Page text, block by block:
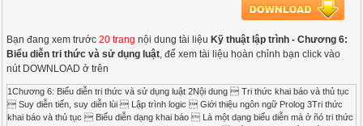
Bạn đang xem trước20 trang nội dung tài liệu Kỹ thuật lập trình - Chương 6:
Biểu diễn tri thức và sử dụng luật, để xem tài liệu hoàn chỉnh bạn click vào
nút DOWNLOAD ở trên
1Chương 6: Biểu diễn tri thức và sử dụng luật 2Nội dung  Tri thức khai báo và thủ tục
 Suy diễn tiến, suy diễn lùi  Lập trình logic  Giới thiệu ngôn ngữ Prolog 3Tri thức
khai báo và thủ tục  Biểu diễn dạng khai báo  Là một dạng biểu diễn mà ở ñó tri thức